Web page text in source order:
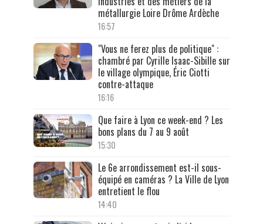
métallurgie Loire Drôme Ardèche
16:57
"Vous ne ferez plus de politique" :
chambré par Cyrille Isaac-Sibille sur
le village olympique, Éric Ciotti
contre-attaque
16:16
Que faire à Lyon ce week-end ? Les
bons plans du 7 au 9 août
15:30
Le 6e arrondissement est-il sous-
équipé en caméras ? La Ville de Lyon
entretient le flou
14:40